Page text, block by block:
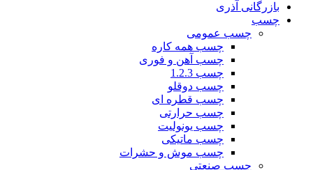
بازرگانی آذری
چسب
چسب عمومی
چسب همه کاره
چسب آهن و فوری
چسب 1.2.3
چسب دوقلو
چسب قطره ای
چسب حرارتی
چسب یونولیت
چسب ماتیکی
چسب موش و حشرات
چسب صنعتی